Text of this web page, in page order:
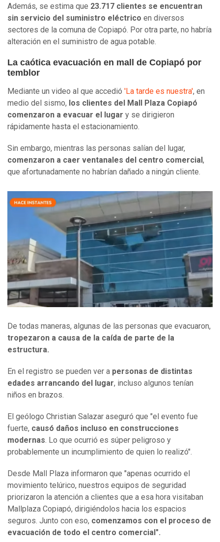
Además, se estima que 23.717 clientes se encuentran
sin servicio del suministro eléctrico en diversos
sectores de la comuna de Copiapó. Por otra parte, no habría
alteración en el suministro de agua potable.
La caótica evacuación en mall de Copiapó por
temblor
Mediante un video al que accedió 'La tarde es nuestra', en
medio del sismo, los clientes del Mall Plaza Copiapó
comenzaron a evacuar el lugar y se dirigieron
rápidamente hasta el estacionamiento.
Sin embargo, mientras las personas salían del lugar,
comenzaron a caer ventanales del centro comercial,
que afortunadamente no habrían dañado a ningún cliente.
De todas maneras, algunas de las personas que evacuaron,
tropezaron a causa de la caída de parte de la
estructura.
En el registro se pueden ver a personas de distintas
edades arrancando del lugar, incluso algunos tenían
niños en brazos.
El geólogo Christian Salazar aseguró que "el evento fue
fuerte, causó daños incluso en construcciones
modernas. Lo que ocurrió es súper peligroso y
probablemente un incumplimiento de quien lo realizó".
Desde Mall Plaza informaron que "apenas ocurrido el
movimiento telúrico, nuestros equipos de seguridad
priorizaron la atención a clientes que a esa hora visitaban
Mallplaza Copiapó, dirigiéndolos hacia los espacios
seguros. Junto con eso, comenzamos con el proceso de
evacuación de todo el centro comercial".